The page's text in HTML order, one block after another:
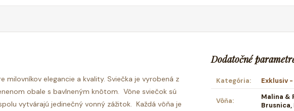
milovníkov elegancie a kvality. Sviečka je vyrobená z
obale s bavlneným knôtom. Vône sviečok sú
vytvárajú jedinečný vonný zážitok. Každá vôňa je
Dodatočné
Kategória: Exklusiv
Vôňa:
Malina &